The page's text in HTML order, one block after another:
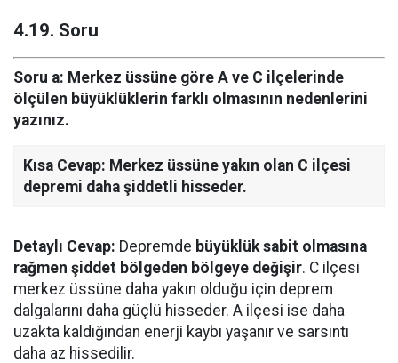
4.19. Soru
Soru a: Merkez üssüne göre A ve C ilçelerinde
ölçülen büyüklüklerin farklı olmasının nedenlerini
yazınız.
Kısa Cevap: Merkez üssüne yakın olan C ilçesi
depremi daha şiddetli hisseder.
Detaylı Cevap: Depremde büyüklük sabit olmasına
rağmen şiddet bölgeden bölgeye değişir. C ilçesi
merkez üssüne daha yakın olduğu için deprem
dalgalarını daha güçlü hisseder. A ilçesi ise daha
uzakta kaldığından enerji kaybı yaşanır ve sarsıntı
daha az hissedilir.